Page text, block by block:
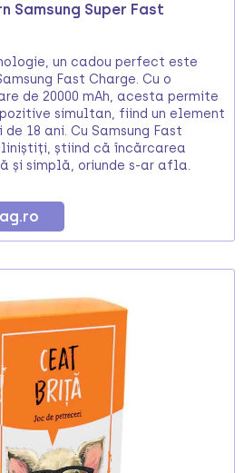
Samsung Super Fast
un cadou perfect este
Fast Charge. Cu o
de 20000 mAh, acesta permite
simultan, fiind un element
18 ani. Cu Samsung Fast
știind că încărcarea
și simplă, oriunde s-ar afla.